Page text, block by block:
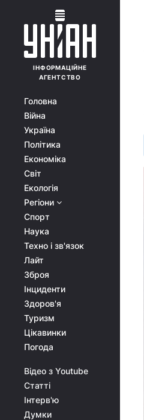
ІНФОРМАЦІЙНЕ
АГЕНТСТВО
Головна
Війна
Україна
Політика
Економіка
Світ
Екологія
Регіони
Спорт
Наука
Техно і зв'язок
Лайт
Зброя
Інциденти
Здоров'я
Туризм
Цікавинки
Погода
Відео з Youtube
Статті
Інтерв'ю
Думки